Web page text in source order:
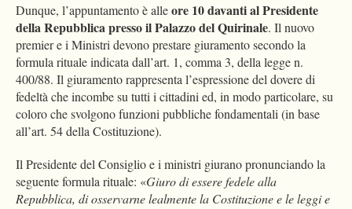
Dunque, l’appuntamento è alleore 10 davanti al Presidente
della Repubblica presso il Palazzo del Quirinale. Il nuovo
premier e i Ministri devono prestare giuramento secondo la
formula rituale indicata dall’art. 1, comma 3, della legge n.
400/88. Il giuramento rappresenta l’espressione del dovere di
fedeltà che incombe su tutti i cittadini ed, in modo particolare, su
coloro che svolgono funzioni pubbliche fondamentali (in base
all’art. 54 della Costituzione).
Il Presidente del Consiglio e i ministri giurano pronunciando la
seguente formula rituale: «Giuro di essere fedele alla
Repubblica, di osservarne lealmente la Costituzione e le leggi e